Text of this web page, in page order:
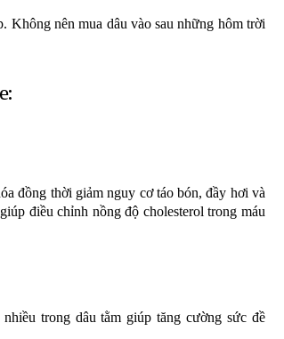
Không nên mua dâu vào sau những hôm trời
đồng thời giảm nguy cơ táo bón, đầy hơi và
điều chỉnh nồng độ cholesterol trong máu
trong dâu tằm giúp tăng cường sức đề